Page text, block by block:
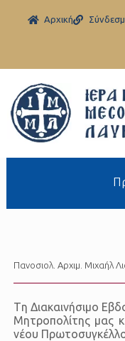
Aρχική
Πανοσιολ. Αρχιμ. Μιχαήλ
Tη Διακαινήσιμο
Μητροπολίτης μας
νέου